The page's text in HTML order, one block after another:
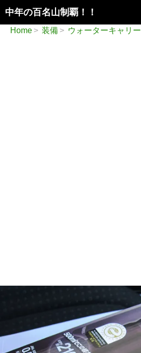
中年の百名山制覇！！
検
索
ンHome 装備 ウォーターキャリー